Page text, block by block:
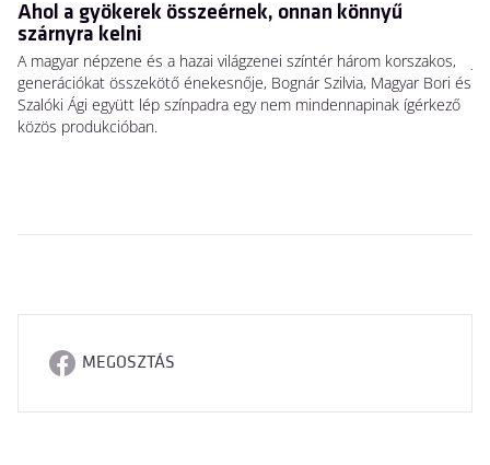
Ahol a gyökerek összeérnek, onnan könnyű
szárnyra kelni
A magyar népzene és a hazai világzenei színtér három korszakos,
generációkat összekötő énekesnője, Bognár Szilvia, Magyar Bori és
Szalóki Ági együtt lép színpadra egy nem mindennapinak ígérkező
közös produkcióban.
MEGOSZTÁS